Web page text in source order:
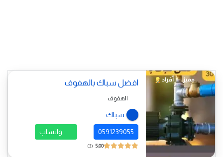
مميز أفراد افضل سباك بالهفوف
الهفوف
سباك
0591239055 واتساب
5.00
3